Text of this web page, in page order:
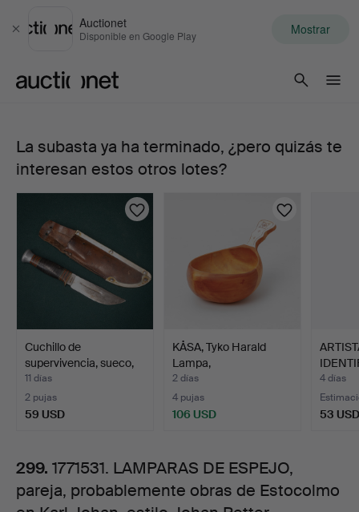
Cerrar
Auctionet
Disponible en Google Play Mostrar
299.
LAMPARAS
ESPEJO,
probablemente
obras
de
Estocolmo
en
La subasta ya ha terminado, ¿pero quizás te
interesan estos otros lotes?
Cuchillo de
supervivencia, sueco,
Fuerza A…
11 días
2 pujas
59 USD
KÅSA, Tyko Harald
Lampa,
monogramsignerad.
2 días
4 pujas
106 USD
4 días
53 USD
299. 1771531. LAMPARAS DE ESPEJO,
pareja, probablemente obras de Estocolmo